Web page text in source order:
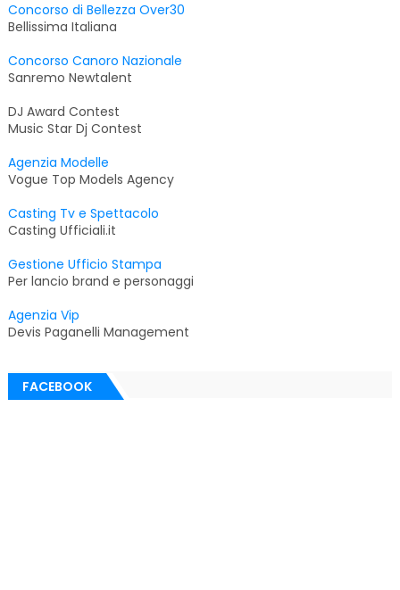
Concorso di Bellezza Over30
Bellissima Italiana
Concorso Canoro Nazionale
Sanremo Newtalent
DJ Award Contest
Music Star Dj Contest
Agenzia Modelle
Vogue Top Models Agency
Casting Tv e Spettacolo
Casting Ufficiali.it
Gestione Ufficio Stampa
Per lancio brand e personaggi
Agenzia Vip
Devis Paganelli Management
FACEBOOK